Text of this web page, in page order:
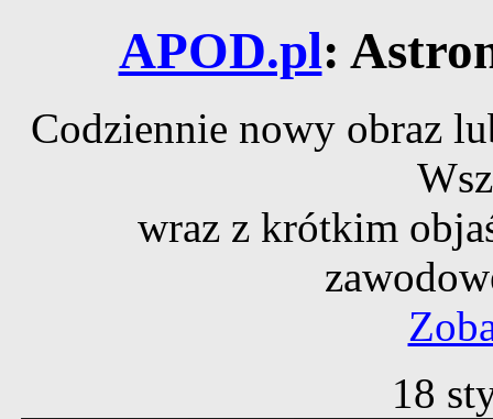
APOD.pl:
Codziennie nowy obraz
wraz z krótkim
18